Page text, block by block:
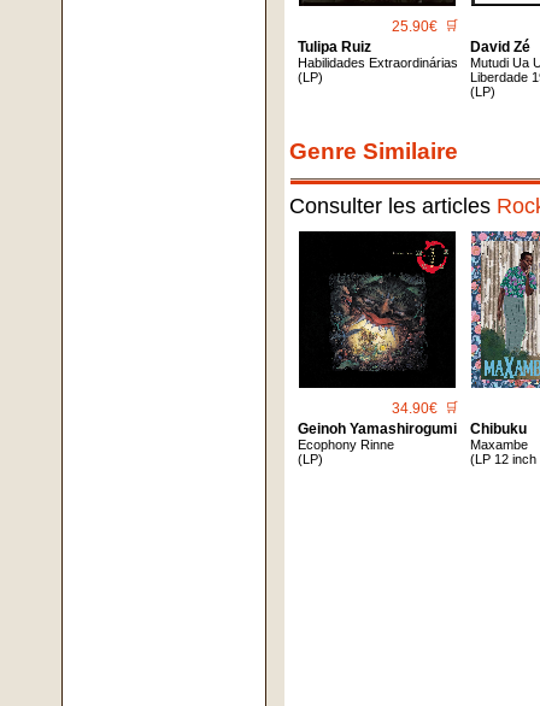
25.90€ 🛒
Tulipa Ruiz
Habilidades Extraordinárias
(LP)
David Zé
Mutudi Ua
Liberdade
(LP)
Genre Similaire
Consulter les articles
34.90€ 🛒
Geinoh Yamashirogumi
Ecophony Rinne
(LP)
Chibuku
Maxambe
(LP 12 inch